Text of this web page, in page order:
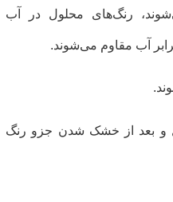
رنگ‌های محلول در آب
آب مقاوم می‌شوند.
بعد از خشک شدن جزو رنگ